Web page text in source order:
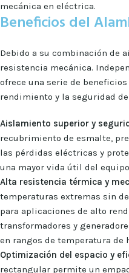
mecánica en eléctrica.
Beneficios del
Debido a su combinación de
resistencia mecánica.
ofrece una serie de
rendimiento y la seguridad
Aislamiento superior y
recubrimiento de esmalte,
las pérdidas eléctricas y
una mayor vida útil del
Alta resistencia térmica y
temperaturas extremas sin
para aplicaciones de alto
transformadores y
en rangos de temperatura de
Optimización del espacio y
rectangular permite un